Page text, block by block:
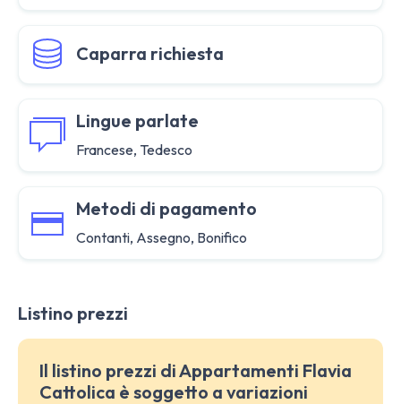
Caparra richiesta
Lingue parlate
Francese, Tedesco
Metodi di pagamento
Contanti, Assegno, Bonifico
Listino prezzi
Il listino prezzi di Appartamenti Flavia
Cattolica è soggetto a variazioni